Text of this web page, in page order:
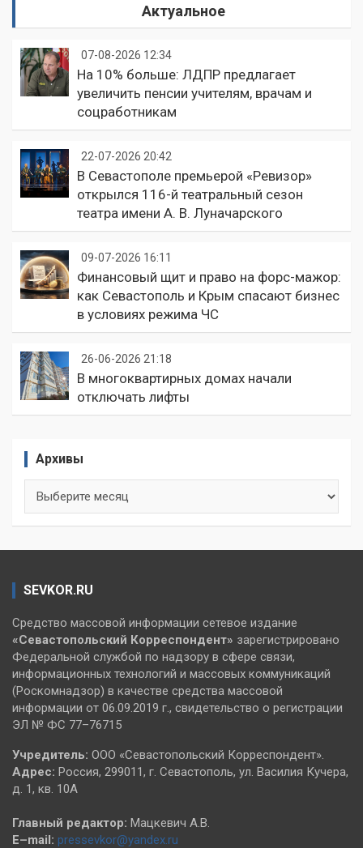
Актуальное
07-08-2026 12:34
На 10% больше: ЛДПР предлагает
увеличить пенсии учителям, врачам и
соцработникам
22-07-2026 20:42
В Севастополе премьерой «Ревизор»
открылся 116-й театральный сезон
театра имени А. В. Луначарского
09-07-2026 16:11
Финансовый щит и право на форс-мажор:
как Севастополь и Крым спасают бизнес
в условиях режима ЧС
26-06-2026 21:18
В многоквартирных домах начали
отключать лифты
Архивы
SEVKOR.RU
Средство массовой информации сетевое издание
«Севастопольский Корреспондент» зарегистрировано
Федеральной службой по надзору в сфере связи,
информационных технологий и массовых коммуникаций
(Роскомнадзор) в качестве средства массовой
информации от 06.09.2019 г., свидетельство о регистрации
ЭЛ № ФС 77–76715
Учредитель: ООО «Севастопольский Корреспондент».
Адрес: Россия, 299011, г. Севастополь, ул. Василия Кучера,
д. 1, кв. 10А
Главный редактор: Мацкевич А.В.
E–mail: pressevkor@yandex.ru